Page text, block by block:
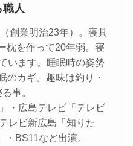
職人
創業明治23年）。寝具
枕を作って20年弱。寝
います。睡眠時の姿勢
のカギ。趣味は釣り・
事。
・広島テレビ「テレビ
レビ新広島「知りた
BS11など出演。